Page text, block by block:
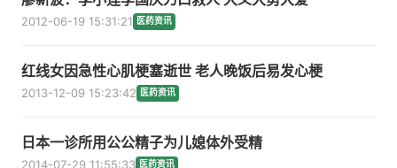
2012-06-19 15:31:21 医药资讯
红线女因急性心肌梗塞逝世 老人晚饭后易发心梗
2013-12-09 15:23:42 医药资讯
日本一诊所用公公精子为儿媳体外受精
2014-07-29 11:55:33 医药资讯